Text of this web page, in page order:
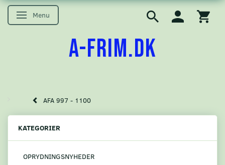
Skifte navigation
Menu
A-FRIM.DK
AFA 997 - 1100
KATEGORIER
OPRYDNINGSNYHEDER